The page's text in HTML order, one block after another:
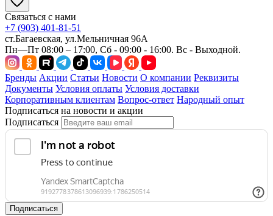
Связаться с нами
+7 (903) 401-81-51
ст.Багаевская, ул.Мельничная 96А
Пн—Пт 08:00 – 17:00, Сб - 09:00 - 16:00. Вс - Выходной.
Бренды Акции Статьи Новости О компании Реквизиты
Документы Условия оплаты Условия доставки
Корпоративным клиентам Вопрос-ответ Народный опыт
Подписаться на новости и акции
Подписаться
Подписаться